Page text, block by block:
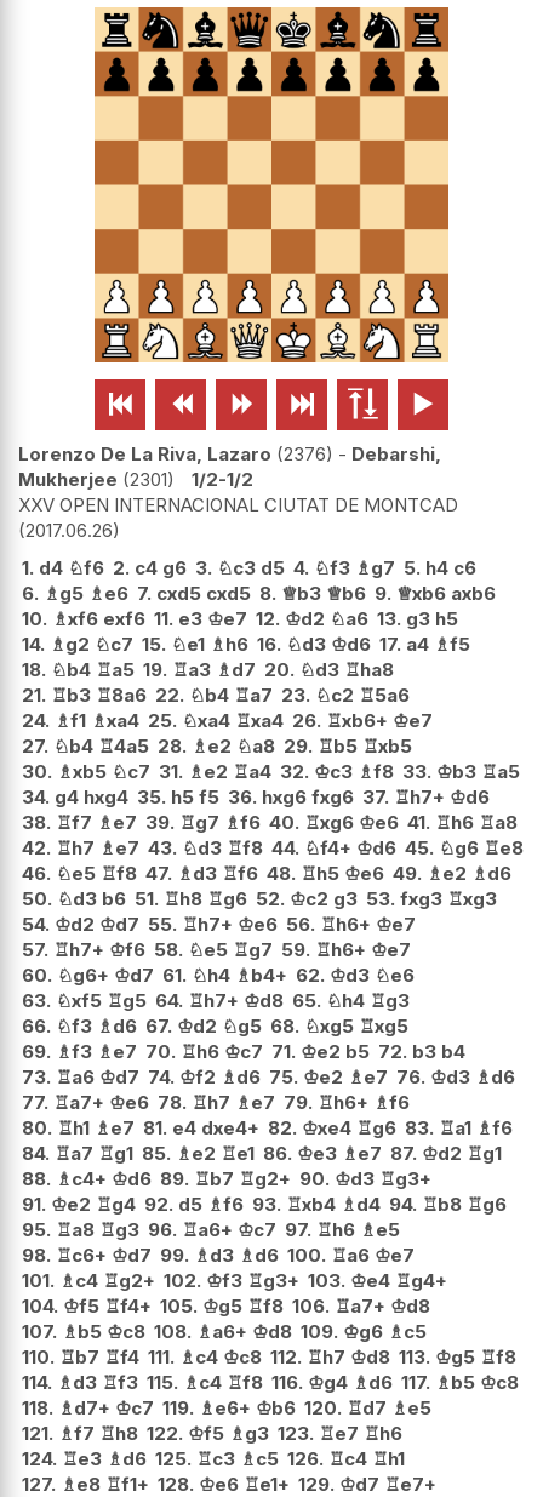
     
Lorenzo De La Riva, Lazaro 2376 - Debarshi,
Mukherjee 2301
1/2-1/2
XXV OPEN INTERNACIONAL CIUTAT DE MONTCAD
2017.06.26
1. d4 ♘f6 2. c4 g6 3. ♘c3 d5 4. ♘f3 ♗g7 5. h4 c6
6. ♗g5 ♗e6 7. cxd5 cxd5 8. ♕b3 ♕b6 9. ♕xb6 axb6
10. ♗xf6 exf6 11. e3 ♔e7 12. ♔d2 ♘a6 13. g3 h5
14. ♗g2 ♘c7 15. ♘e1 ♗h6 16. ♘d3 ♔d6 17. a4 ♗f5
18. ♘b4 ♖a5 19. ♖a3 ♗d7 20. ♘d3 ♖ha8
21. ♖b3 ♖8a6 22. ♘b4 ♖a7 23. ♘c2 ♖5a6
24. ♗f1 ♗xa4 25. ♘xa4 ♖xa4 26. ♖xb6+ ♔e7
27. ♘b4 ♖4a5 28. ♗e2 ♘a8 29. ♖b5 ♖xb5
30. ♗xb5 ♘c7 31. ♗e2 ♖a4 32. ♔c3 ♗f8 33. ♔b3 ♖a5
34. g4 hxg4 35. h5 f5 36. hxg6 fxg6 37. ♖h7+ ♔d6
38. ♖f7 ♗e7 39. ♖g7 ♗f6 40. ♖xg6 ♔e6 41. ♖h6 ♖a8
42. ♖h7 ♗e7 43. ♘d3 ♖f8 44. ♘f4+ ♔d6 45. ♘g6 ♖e8
46. ♘e5 ♖f8 47. ♗d3 ♖f6 48. ♖h5 ♔e6 49. ♗e2 ♗d6
50. ♘d3 b6 51. ♖h8 ♖g6 52. ♔c2 g3 53. fxg3 ♖xg3
54. ♔d2 ♔d7 55. ♖h7+ ♔e6 56. ♖h6+ ♔e7
57. ♖h7+ ♔f6 58. ♘e5 ♖g7 59. ♖h6+ ♔e7
60. ♘g6+ ♔d7 61. ♘h4 ♗b4+ 62. ♔d3 ♘e6
63. ♘xf5 ♖g5 64. ♖h7+ ♔d8 65. ♘h4 ♖g3
66. ♘f3 ♗d6 67. ♔d2 ♘g5 68. ♘xg5 ♖xg5
69. ♗f3 ♗e7 70. ♖h6 ♔c7 71. ♔e2 b5 72. b3 b4
73. ♖a6 ♔d7 74. ♔f2 ♗d6 75. ♔e2 ♗e7 76. ♔d3 ♗d6
77. ♖a7+ ♔e6 78. ♖h7 ♗e7 79. ♖h6+ ♗f6
80. ♖h1 ♗e7 81. e4 dxe4+ 82. ♔xe4 ♖g6 83. ♖a1 ♗f6
84. ♖a7 ♖g1 85. ♗e2 ♖e1 86. ♔e3 ♗e7 87. ♔d2 ♖g1
88. ♗c4+ ♔d6 89. ♖b7 ♖g2+ 90. ♔d3 ♖g3+
91. ♔e2 ♖g4 92. d5 ♗f6 93. ♖xb4 ♗d4 94. ♖b8 ♖g6
95. ♖a8 ♖g3 96. ♖a6+ ♔c7 97. ♖h6 ♗e5
98. ♖c6+ ♔d7 99. ♗d3 ♗d6 100. ♖a6 ♔e7
101. ♗c4 ♖g2+ 102. ♔f3 ♖g3+ 103. ♔e4 ♖g4+
104. ♔f5 ♖f4+ 105. ♔g5 ♖f8 106. ♖a7+ ♔d8
107. ♗b5 ♔c8 108. ♗a6+ ♔d8 109. ♔g6 ♗c5
110. ♖b7 ♖f4 111. ♗c4 ♔c8 112. ♖h7 ♔d8 113. ♔g5 ♖f8
114. ♗d3 ♖f3 115. ♗c4 ♖f8 116. ♔g4 ♗d6 117. ♗b5 ♔c8
118. ♗d7+ ♔c7 119. ♗e6+ ♔b6 120. ♖d7 ♗e5
121. ♗f7 ♖h8 122. ♔f5 ♗g3 123. ♖e7 ♖h6
124. ♖e3 ♗d6 125. ♖c3 ♗c5 126. ♖c4 ♖h1
127. ♗e8 ♖f1+ 128. ♔e6 ♖e1+ 129. ♔d7 ♖e7+